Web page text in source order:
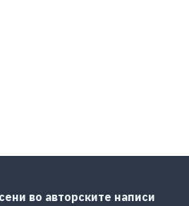
во авторските написи